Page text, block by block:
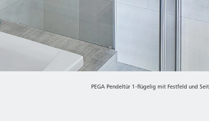
PEGA Pendeltür 1-flügelig mit Festfeld und